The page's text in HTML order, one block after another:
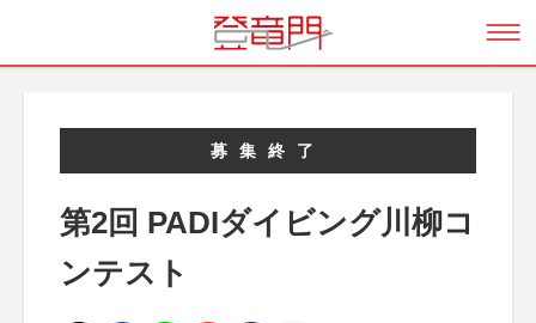
募集終了
第2回 PADIダイビング川柳コ
ンテスト